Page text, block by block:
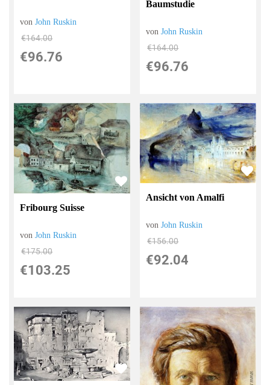
vonJohn Ruskin
€164.00
€96.76
Baumstudie
vonJohn Ruskin
€164.00
€96.76
Fribourg Suisse
vonJohn Ruskin
€175.00
€103.25
Ansicht von Amalfi
vonJohn Ruskin
€156.00
€92.04